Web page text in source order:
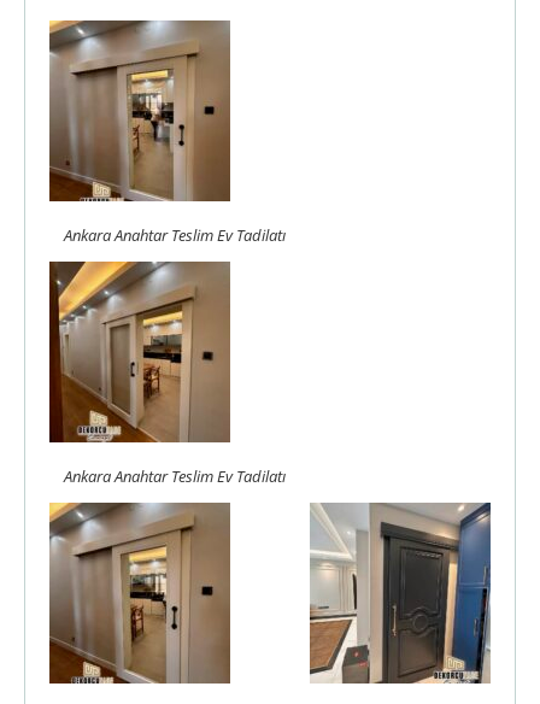
Ankara Anahtar Teslim Ev Tadilatı
Ankara Anahtar Teslim Ev Tadilatı